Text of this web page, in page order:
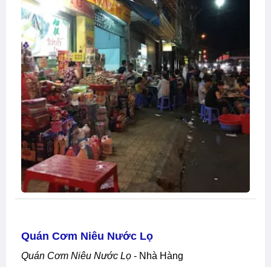
Quán Cơm Niêu Nước Lọ
Quán Cơm Niêu Nước Lọ - Nhà Hàng